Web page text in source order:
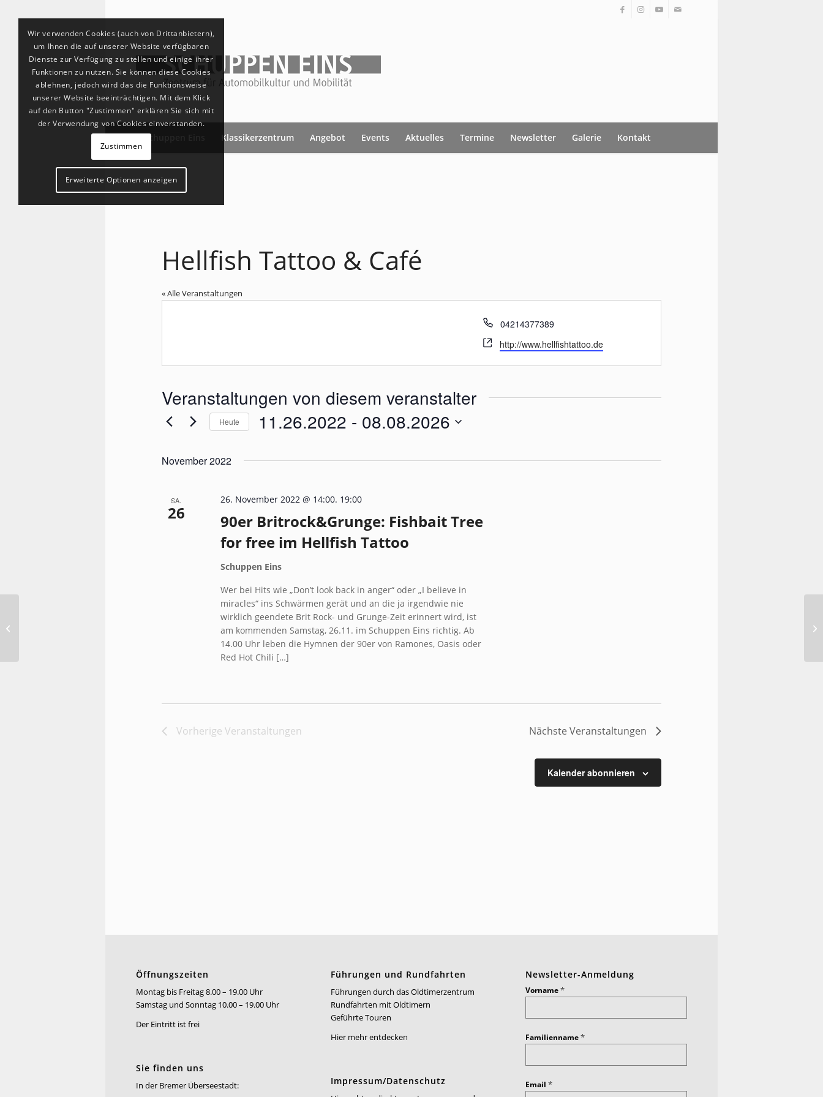
Schuppen Eins Klassikerzentrum Angebot Events Aktuelles Termine Newsletter Galerie Kontakt
Hellfish Tattoo & Café
« Alle Veranstaltungen
Telefon
04214377389
Webseite
http://www.hellfishtattoo.de
Veranstaltungen von diesem veranstalter
Heute 11.26.2022 - 08.08.2026
November 2022
SA.
26
90er Britrock&Grunge: Fishbait Tree
for free im Hellfish Tattoo
26. November 2022 @ 14:00. 19:00
Schuppen Eins
Wer bei Hits wie „Don’t look back in anger“ oder „I believe in
miracles“ ins Schwärmen gerät und an die ja irgendwie nie
wirklich geendete Brit Rock- und Grunge-Zeit erinnert wird, ist
am kommenden Samstag, 26.11. im Schuppen Eins richtig. Ab
14.00 Uhr leben die Hymnen der 90er von Ramones, Oasis oder
Red Hot Chili […]
Vorherige Veranstaltungen Nächste Veranstaltungen
Kalender abonnieren
Öffnungszeiten
Montag bis Freitag 8.00 – 19.00 Uhr
Samstag und Sonntag 10.00 – 19.00 Uhr
Der Eintritt ist frei
Sie finden uns
In der Bremer Überseestadt:
Führungen und Rundfahrten
Führungen durch das Oldtimerzentrum
Rundfahrten mit Oldtimern
Geführte Touren
Hier mehr entdecken
Impressum/Datenschutz
Newsletter-Anmeldung
Vorname*
Familienname*
Email *
Wir verwenden Cookies (auch von Drittanbietern),
um Ihnen die auf unserer Website verfügbaren
Dienste zur Verfügung zu stellen und einige ihrer
Funktionen zu nutzen. Sie können diese Cookies
ablehnen, jedoch wird das die Funktionsweise
unserer Website beeinträchtigen. Mit dem Klick
auf den Button "Zustimmen" erklären Sie sich mit
der Verwendung von Cookies einverstanden.
Zustimmen
Erweiterte Optionen anzeigen